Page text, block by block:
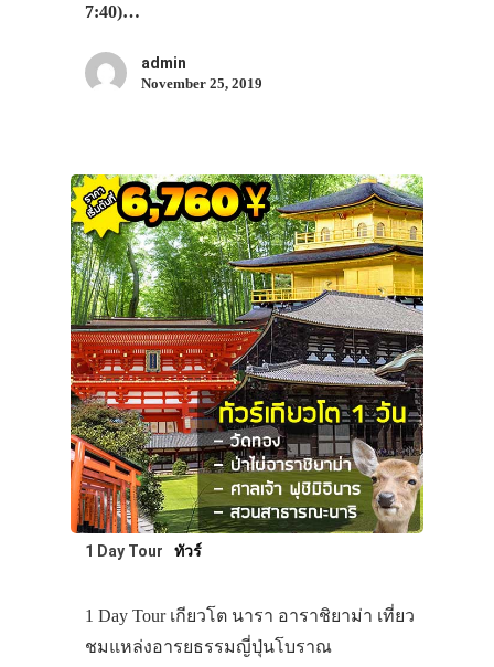
7:40)…
admin
November 25, 2019
1 Day Tour ทัวร์
1 Day Tour เกียวโต นารา อาราชิยาม่า เที่ยว
ชมแหล่งอารยธรรมญี่ปุ่นโบราณ